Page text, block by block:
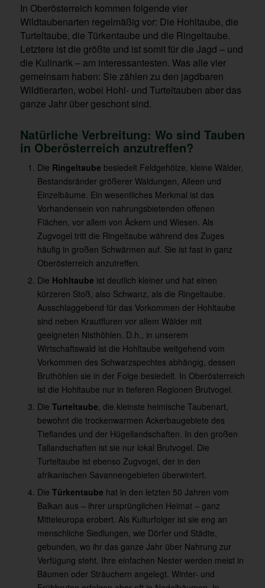
In Oberösterreich kommen folgende vier
Wildtaubenarten regelmäßig vor: Die Hohltaube, die
Turteltaube, die Türkentaube und die Ringeltaube.
Letztere ist die größte und ist somit für die Jagd – und
die Kulinarik – am interessantesten. Was alle vier
gemeinsam haben: Sie zählen zu den jagdbaren
Wildtierarten, wobei Hohl- und Turteltauben aber das
ganze Jahr über geschont sind.
Natürliche Verbreitung: Wo sind Tauben
in Oberösterreich anzutreffen?
Die Ringeltaube besiedelt Feldgehölze, kleine Wälder,
Bestandsränder größerer Waldungen, Alleen und
Einzelbäume. Ein wesentliches Merkmal ist das
Vorhandensein von nahrungsbietenden offenen
Flächen, vor allem von Äckern und Wiesen. Als
Zugvogel tritt die Ringeltaube während des Zuges
häufig in großen Schwärmen auf. Sie ist fast in ganz
Oberösterreich anzutreffen.
Die Hohltaube ist deutlich kleiner und hat einen
kürzeren Stoß, also Schwanz, als die Ringeltaube.
Ausschlaggebend für das Vorkommen der Hohltaube
sind neben Krautfluren vor allem Wälder mit
geeigneten Nisthöhlen. D.h., in unserem
Wirtschaftswald ist die Hohltaube weitgehend vom
Vorkommen des Schwarzspechtes abhängig, dessen
Bruthöhlen sie in der Folge besiedelt. In Oberösterreich
ist die Hohltaube nur in tieferen Regionen Brutvogel.
Die Turteltaube , die kleinste heimische Taubenart,
bewohnt die trockenwarmen Ackerbaugebiete des
Tieflandes und der Hügellandschaften. In den großen
Tallandschaften ist sie nur lokal Brutvogel. Die
Turteltaube ist ebenso Zugvogel, der in den
afrikanischen Savannengebieten überwintert.
Die Türkentaube hat in den letzten 50 Jahren vom
Balkan aus – ihrer ursprünglichen Heimat – ganz
Mitteleuropa erobert. Als Kulturfolger ist sie eng an
menschliche Siedlungen, wie Dörfer und Städte,
gebunden, wo ihr das ganze Jahr über Nahrung zur
Verfügung steht. Ihre einfachen Nester werden meist in
Bäumen oder Sträuchern angelegt. Winter- und